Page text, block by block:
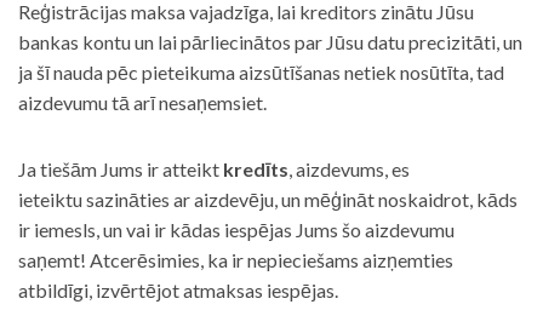
Reģistrācijas maksa vajadzīga, lai kreditors zinātu Jūsu
bankas kontu un lai pārliecinātos par Jūsu datu precizitāti, un
ja šī nauda pēc pieteikuma aizsūtīšanas netiek nosūtīta, tad
aizdevumu tā arī nesaņemsiet.
Ja tiešām Jums ir atteikt kredīts, aizdevums, es
ieteiktu sazināties ar aizdevēju, un mēģināt noskaidrot, kāds
ir iemesls, un vai ir kādas iespējas Jums šo aizdevumu
saņemt! Atcerēsimies, ka ir nepieciešams aizņemties
atbildīgi, izvērtējot atmaksas iespējas.